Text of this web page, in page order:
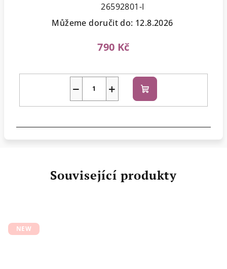
26592801-I
Můžeme doručit do: 12.8.2026
790 Kč
+
− Do
košíku
Související produkty
NEW